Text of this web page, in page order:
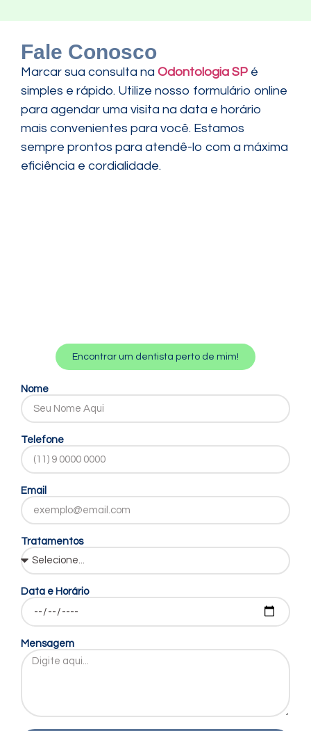
Fale Conosco
Marcar sua consulta na Odontologia SP é
simples e rápido. Utilize nosso formulário online
para agendar uma visita na data e horário
mais convenientes para você. Estamos
sempre prontos para atendê-lo com a máxima
eficiência e cordialidade.
Encontrar um dentista perto de mim!
Nome
Telefone
Email
Tratamentos
Data e Horário
Mensagem